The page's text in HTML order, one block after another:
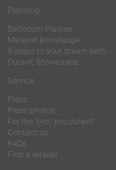
Planning
Bathroom Planner
Material knowledge
5 steps to your dream bath
Duravit Showrooms
Service
Press
Press photos
For the 'pro': pro.duravit
Contact us
FAQs
Find a retailer